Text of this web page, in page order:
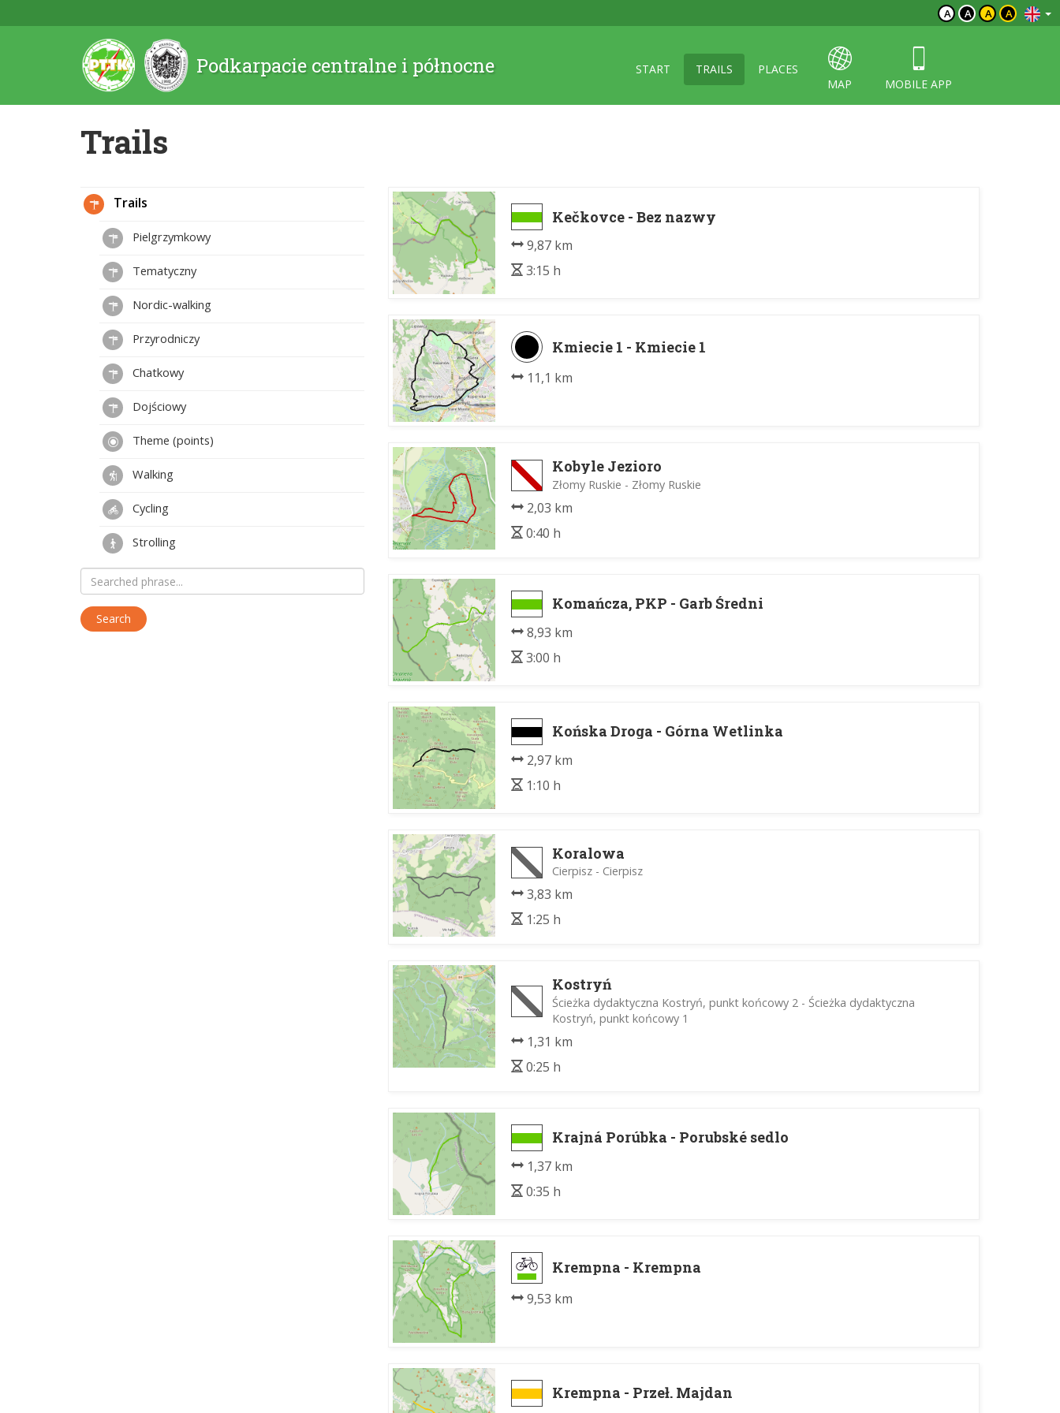
A A A A
Podkarpacie centralne i północne START TRAILS
PLACES
MAP
MOBILE APP
Trails
Kečkovce - Bez nazwy
9,87 km
3:15 h
Kmiecie 1 - Kmiecie 1
11,1 km
Kobyle Jezioro
Złomy Ruskie - Złomy Ruskie
2,03 km
0:40 h
Komańcza, PKP - Garb Średni
8,93 km
3:00 h
Końska Droga - Górna Wetlinka
2,97 km
1:10 h
Koralowa
Cierpisz - Cierpisz
3,83 km
1:25 h
Kostryń
Ścieżka dydaktyczna Kostryń, punkt końcowy 2 - Ścieżka dydaktyczna
Kostryń, punkt końcowy 1
1,31 km
0:25 h
Krajná Porúbka - Porubské sedlo
1,37 km
0:35 h
Krempna - Krempna
9,53 km
Krempna - Przeł. Majdan
Trails
Pielgrzymkowy
Tematyczny
Nordic-walking
Przyrodniczy
Chatkowy
Dojściowy
Theme (points)
Walking
Cycling
Strolling